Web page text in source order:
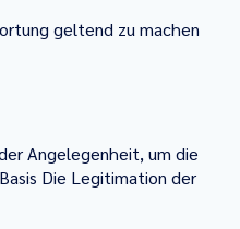
geltend zu machen
Angelegenheit, um die
Die Legitimation der